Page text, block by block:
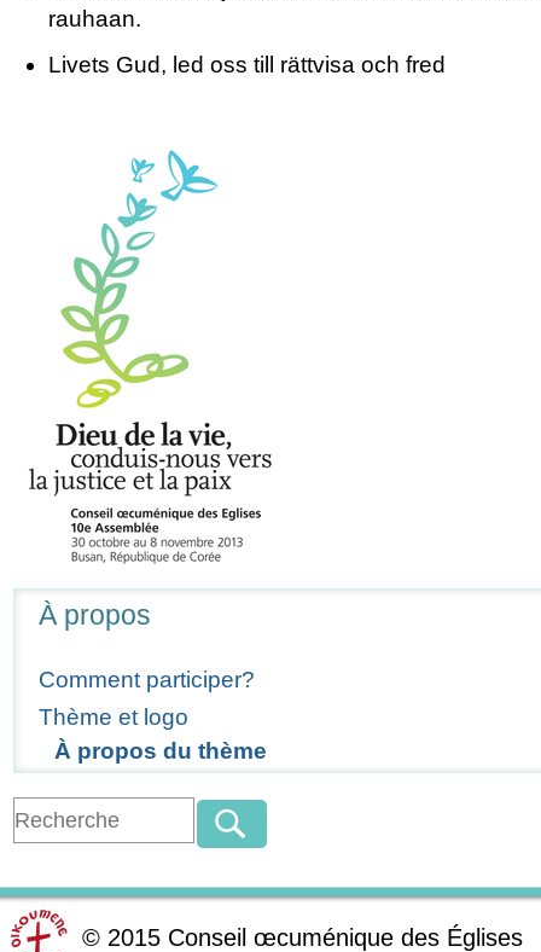
rauhaan.
Livets Gud, led oss till rättvisa och fred
Navigation
À propos
Comment participer?
Thème et logo
À propos du thème
© 2015 Conseil œcuménique des Églises